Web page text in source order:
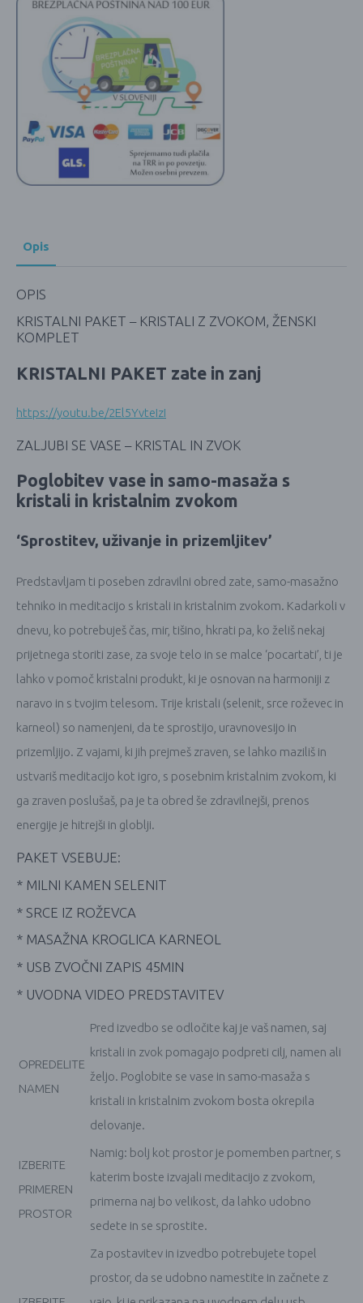
Opis
OPIS
KRISTALNI PAKET – KRISTALI Z ZVOKOM, ŽENSKI
KOMPLET
KRISTALNI PAKET zate in zanj
https://youtu.be/2El5YvteIzI
ZALJUBI SE VASE – KRISTAL IN ZVOK
Poglobitev vase in samo-masaža s
kristali in kristalnim zvokom
‘Sprostitev, uživanje in prizemljitev’
Predstavljam ti poseben zdravilni obred zate, samo-masažno
tehniko in meditacijo s kristali in kristalnim zvokom. Kadarkoli v
dnevu, ko potrebuješ čas, mir, tišino, hkrati pa, ko želiš nekaj
prijetnega storiti zase, za svoje telo in se malce ‘pocartati’, ti je
lahko v pomoč kristalni produkt, ki je osnovan na harmoniji z
naravo in s tvojim telesom. Trije kristali (selenit, srce roževec in
karneol) so namenjeni, da te sprostijo, uravnovesijo in
prizemljijo. Z vajami, ki jih prejmeš zraven, se lahko maziliš in
ustvariš meditacijo kot igro, s posebnim kristalnim zvokom, ki
ga zraven poslušaš, pa je ta obred še zdravilnejši, prenos
energije je hitrejši in globlji.
PAKET VSEBUJE:
* MILNI KAMEN SELENIT
* SRCE IZ ROŽEVCA
* MASAŽNA KROGLICA KARNEOL
* USB ZVOČNI ZAPIS 45MIN
* UVODNA VIDEO PREDSTAVITEV
OPREDELITE
NAMEN
Pred izvedbo se odločite kaj je vaš namen, saj
kristali in zvok pomagajo podpreti cilj, namen ali
željo. Poglobite se vase in samo-masaža s
kristali in kristalnim zvokom bosta okrepila
delovanje.
IZBERITE
PRIMEREN
PROSTOR
Namig: bolj kot prostor je pomemben partner, s
katerim boste izvajali meditacijo z zvokom,
primerna naj bo velikost, da lahko udobno
sedete in se sprostite.
Za postavitev in izvedbo potrebujete topel
prostor, da se udobno namestite in začnete z